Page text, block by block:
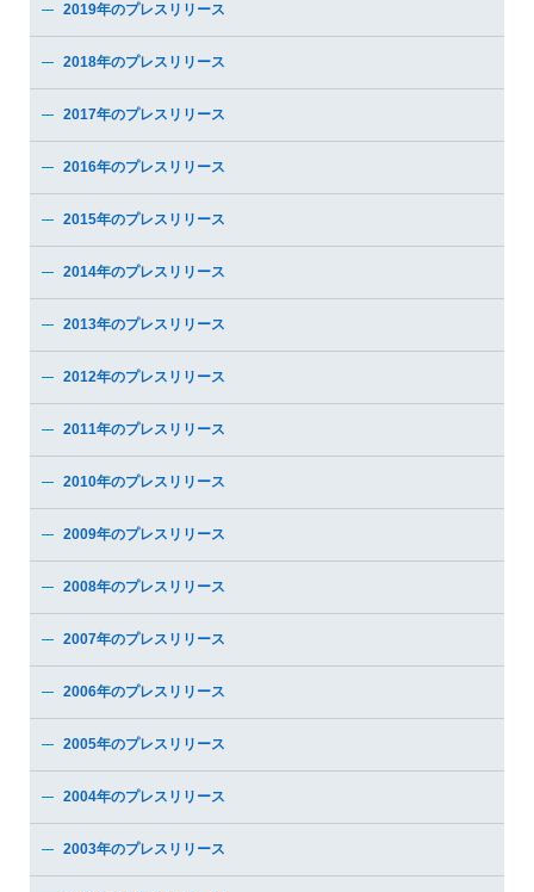
2019年のプレスリリース
2018年のプレスリリース
2017年のプレスリリース
2016年のプレスリリース
2015年のプレスリリース
2014年のプレスリリース
2013年のプレスリリース
2012年のプレスリリース
2011年のプレスリリース
2010年のプレスリリース
2009年のプレスリリース
2008年のプレスリリース
2007年のプレスリリース
2006年のプレスリリース
2005年のプレスリリース
2004年のプレスリリース
2003年のプレスリリース